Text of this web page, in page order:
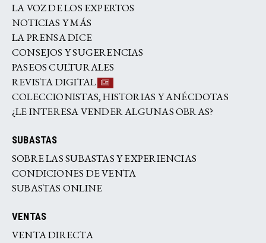
LA VOZ DE LOS EXPERTOS
NOTICIAS Y MÁS
LA PRENSA DICE
CONSEJOS Y SUGERENCIAS
PASEOS CULTURALES
REVISTA DIGITAL
COLECCIONISTAS, HISTORIAS Y ANÉCDOTAS
¿LE INTERESA VENDER ALGUNAS OBRAS?
SUBASTAS
SOBRE LAS SUBASTAS Y EXPERIENCIAS
CONDICIONES DE VENTA
SUBASTAS ONLINE
VENTAS
VENTA DIRECTA